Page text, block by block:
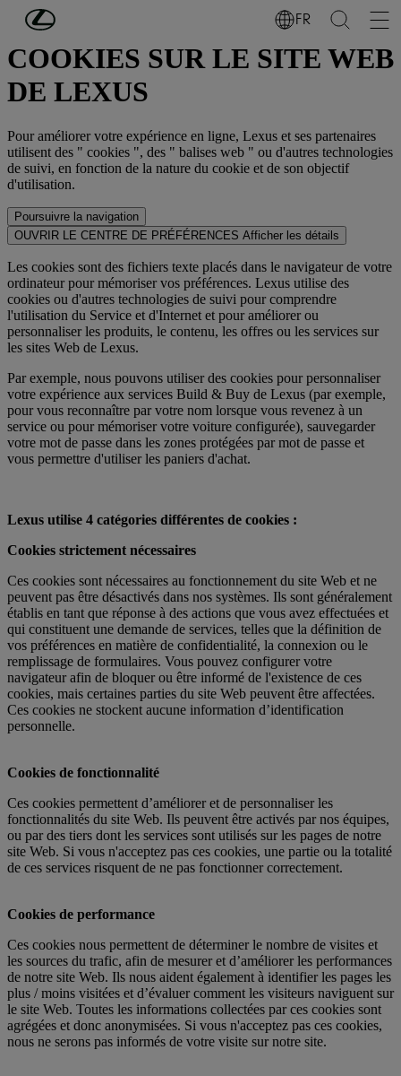
Passer au contenu principal (Appuyez sur Enter) FR
COOKIES SUR LE SITE WEB
DE LEXUS
Pour améliorer votre expérience en ligne, Lexus et ses partenaires
utilisent des " cookies ", des " balises web " ou d'autres technologies
de suivi, en fonction de la nature du cookie et de son objectif
d'utilisation.
Poursuivre la navigation
OUVRIR LE CENTRE DE PRÉFÉRENCES Afficher les détails
Les cookies sont des fichiers texte placés dans le navigateur de votre
ordinateur pour mémoriser vos préférences. Lexus utilise des
cookies ou d'autres technologies de suivi pour comprendre
l'utilisation du Service et d'Internet et pour améliorer ou
personnaliser les produits, le contenu, les offres ou les services sur
les sites Web de Lexus.
Par exemple, nous pouvons utiliser des cookies pour personnaliser
votre expérience aux services Build & Buy de Lexus (par exemple,
pour vous reconnaître par votre nom lorsque vous revenez à un
service ou pour mémoriser votre voiture configurée), sauvegarder
votre mot de passe dans les zones protégées par mot de passe et
vous permettre d'utiliser les paniers d'achat.
Lexus utilise 4 catégories différentes de cookies :
Cookies strictement nécessaires
Ces cookies sont nécessaires au fonctionnement du site Web et ne
peuvent pas être désactivés dans nos systèmes. Ils sont généralement
établis en tant que réponse à des actions que vous avez effectuées et
qui constituent une demande de services, telles que la définition de
vos préférences en matière de confidentialité, la connexion ou le
remplissage de formulaires. Vous pouvez configurer votre
navigateur afin de bloquer ou être informé de l'existence de ces
cookies, mais certaines parties du site Web peuvent être affectées.
Ces cookies ne stockent aucune information d’identification
personnelle.
Cookies de fonctionnalité
Ces cookies permettent d’améliorer et de personnaliser les
fonctionnalités du site Web. Ils peuvent être activés par nos équipes,
ou par des tiers dont les services sont utilisés sur les pages de notre
site Web. Si vous n'acceptez pas ces cookies, une partie ou la totalité
de ces services risquent de ne pas fonctionner correctement.
Cookies de performance
Ces cookies nous permettent de déterminer le nombre de visites et
les sources du trafic, afin de mesurer et d’améliorer les performances
de notre site Web. Ils nous aident également à identifier les pages les
plus / moins visitées et d’évaluer comment les visiteurs naviguent sur
le site Web. Toutes les informations collectées par ces cookies sont
agrégées et donc anonymisées. Si vous n'acceptez pas ces cookies,
nous ne serons pas informés de votre visite sur notre site.